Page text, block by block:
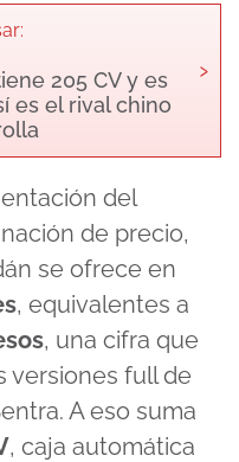
205 CV y es
es el rival chino
›
del
de precio,
se ofrece en
, equivalentes a
, una cifra que
versiones full de
A eso suma
, caja automática